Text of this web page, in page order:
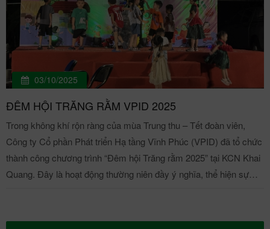
03/10/2025
ĐÊM HỘI TRĂNG RẰM VPID 2025
Trong không khí rộn ràng của mùa Trung thu – Tết đoàn viên,
Công ty Cổ phần Phát triển Hạ tầng Vĩnh Phúc (VPID) đã tổ chức
thành công chương trình “Đêm hội Trăng rằm 2025” tại KCN Khai
Quang. Đây là hoạt động thường niên đầy ý nghĩa, thể hiện sự
trong công ty. Chương trình "Đêm hội trăng rằm VPID 2025" Mở